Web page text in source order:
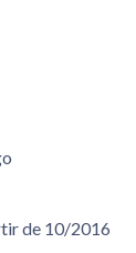
de 10/2016